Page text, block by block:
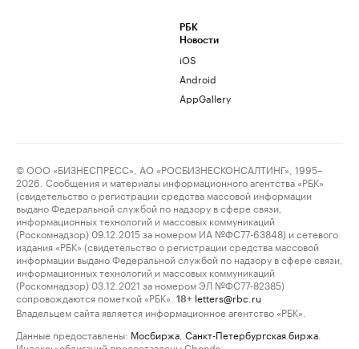
РБК
Новости
iOS
Android
AppGallery
© ООО «БИЗНЕСПРЕСС», АО «РОСБИЗНЕСКОНСАЛТИНГ», 1995–
2026. Сообщения и материалы информационного агентства «РБК»
(свидетельство о регистрации средства массовой информации
выдано Федеральной службой по надзору в сфере связи,
информационных технологий и массовых коммуникаций
(Роскомнадзор) 09.12.2015 за номером ИА №ФС77-63848) и сетевого
издания «РБК» (свидетельство о регистрации средства массовой
информации выдано Федеральной службой по надзору в сфере связи,
информационных технологий и массовых коммуникаций
(Роскомнадзор) 03.12.2021 за номером ЭЛ №ФС77-82385)
сопровождаются пометкой «РБК».
18+ letters@rbc.ru
Владельцем сайта является информационное агентство «РБК».
Данные предоставлены: Мосбиржа Санкт-Петербургская биржа